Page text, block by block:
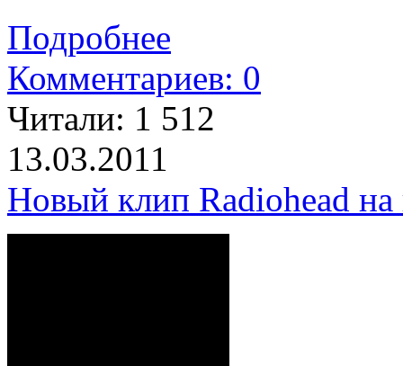
Подробнее
Комментариев: 0
Читали: 1 512
13.03.2011
Новый клип Radiohead